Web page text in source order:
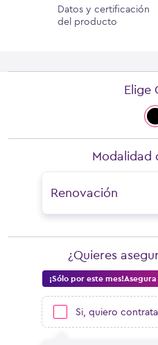
Datos y certificación
del producto
Elige
Modalidad
Renovación
¡Sólo por este
¿Quieres
Si, quiero